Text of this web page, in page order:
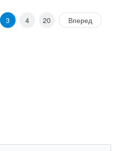
3 4 20 Вперед